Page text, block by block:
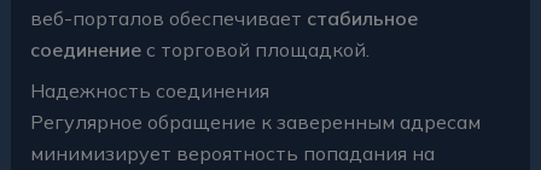
веб-порталов обеспечивает стабильное
соединениес торговой площадкой.
Надежность соединения
Регулярное обращение к заверенным адресам
минимизирует вероятность попадания на